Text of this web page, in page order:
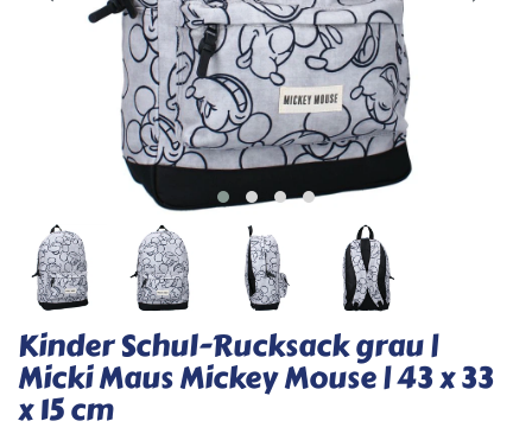
Kinder Schul-Rucksack grau |
Micki Maus Mickey Mouse | 43 x 33
x 15 cm